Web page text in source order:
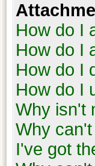
How do I
How do I
How do I
How do I
Why isn't
Why
I've got